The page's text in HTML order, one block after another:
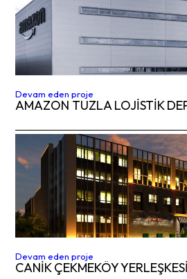
Devam eden proje
AMAZON TUZLA LOJİSTİK
Devam eden proje
CANIK ÇEKMEKÖY